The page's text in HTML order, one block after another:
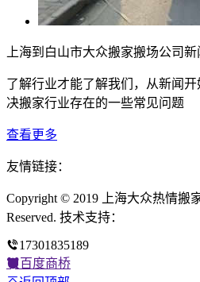
上海到白山市大众搬家搬场公司
了解行业才能了解我们，从新闻
决搬家行业存在的一些常见问题
查看更多
友情链接：
Copyright © 2019 上海大众热情搬
Reserved. 技术支持：
17301835189
百度商桥